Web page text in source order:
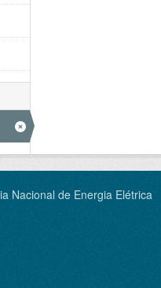
Nacional de Energia Elétrica